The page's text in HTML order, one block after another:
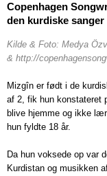
Copenhagen
den kurdiske
Kilde & Foto: Medya
& http://
Mizgîn er født i de
af 2, fik hun konstateret
blive hjemme og ikke
hun fyldte 18 år.
Da hun voksede op var
Kurdistan og musikken